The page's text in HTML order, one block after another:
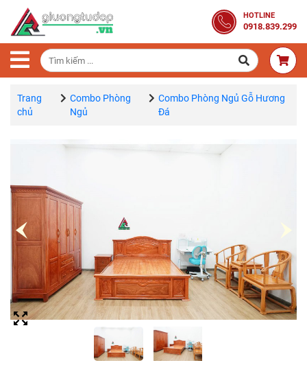
HOTLINE
0918.839.299
Trang
Chủ
Combo
Phòng
Ngủ
Tủ
Quần
Gỗ
Tự
Bàn
Trang
Điểm
Trang
chủ
Combo Phòng
Ngủ
Combo Phòng Ngủ Gỗ Hương
Đá